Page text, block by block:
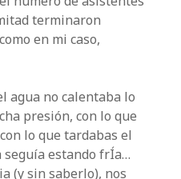
terminaron
en mi caso,
agua no calentaba lo
presión, con lo que
lo que tardabas el
seguía estando frÍa…
(y sin saberlo), nos